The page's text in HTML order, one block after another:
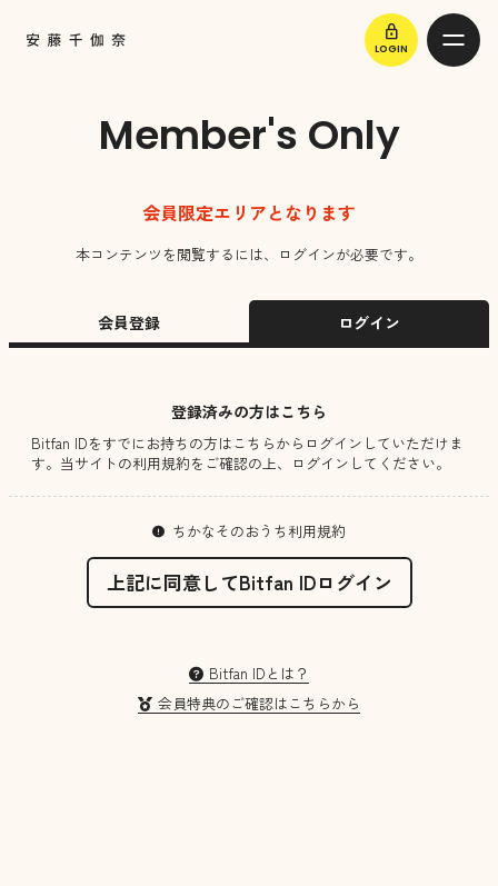
lock
LOGIN
Member's Only
会員限定エリアとなります
本コンテンツを閲覧するには、ログインが必要です。
会員登録 ログイン
登録済みの方はこちら
Bitfan IDをすでにお持ちの方はこちらからログインしていただけま
す。 当サイトの利用規約をご確認の上、ログインしてください。
ちかなそのおうち利用規約
上記に同意してBitfan IDログイン
Bitfan IDとは？
会員特典のご確認はこちらから